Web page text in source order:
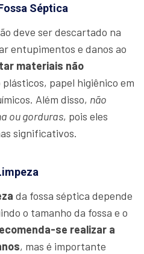
Séptica
deve ser descartado na
entupimentos e danos ao
materiais não
plásticos, papel higiênico em
Além disso, não
ou gorduras, pois eles
significativos.
da fossa séptica depende
o tamanho da fossa e o
se realizar a
, mas é importante